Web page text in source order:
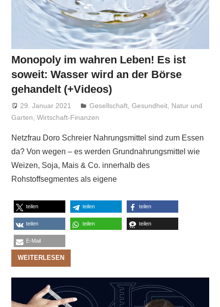
Monopoly im wahren Leben! Es ist
soweit: Wasser wird an der Börse
gehandelt (+Videos)
29. Januar 2021 Niki Vogt
Gesellschaft ,Gesundheit Natur und
Garten Wirtschaft-Finanzen
Netzfrau Doro Schreier Nahrungsmittel sind zum Essen
da? Von wegen – es werden Grundnahrungsmittel wie
Weizen, Soja, Mais & Co. innerhalb des
Rohstoffsegmentes als eigene
teilen teilen teilen
teilen teilen teilen
E-Mail
WEITERLESEN